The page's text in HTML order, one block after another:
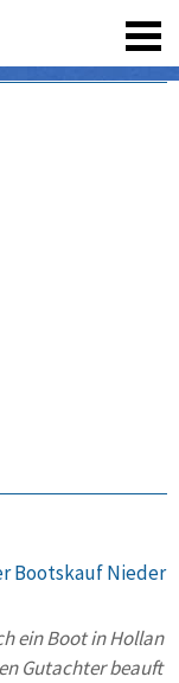
Bootskauf Nieder
ein Boot in Hollan
Gutachter beauft